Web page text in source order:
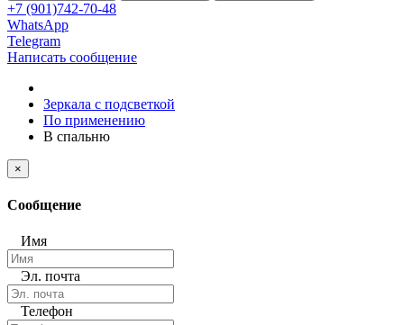
+7 (901)742-70-48
WhatsApp
Telegram
Написать сообщение
Зеркала с подсветкой
По применению
В спальню
×
Сообщение
Имя
Эл. почта
Телефон